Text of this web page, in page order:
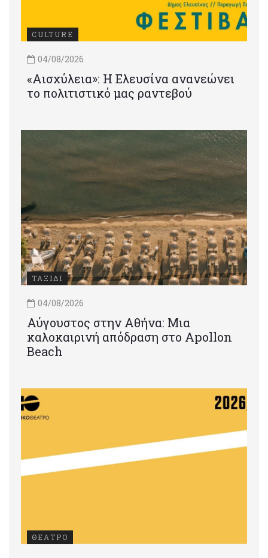
CULTURE
04/08/2026
«Αισχύλεια»: Η Ελευσίνα ανανεώνει
το πολιτιστικό μας ραντεβού
ΤΑΞΙΔΙ
04/08/2026
Αύγουστος στην Αθήνα: Μια
καλοκαιρινή απόδραση στο Apollon
Beach
ΘΕΑΤΡΟ